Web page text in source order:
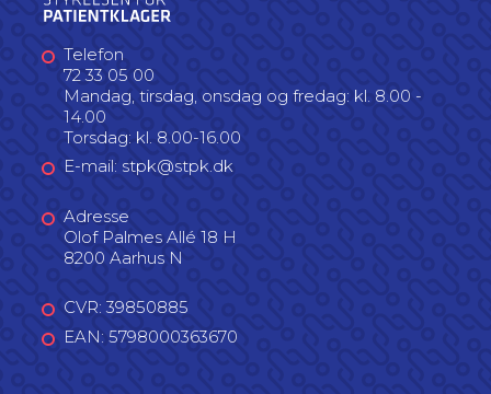
Telefon
72 33 05 00
Mandag, tirsdag, onsdag og fredag: kl. 8.00 -
14.00
Torsdag: kl. 8.00-16.00
E-mail: stpk@stpk.dk
Adresse
Olof Palmes Allé 18 H
8200 Aarhus N
CVR: 39850885
EAN: 5798000363670